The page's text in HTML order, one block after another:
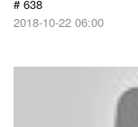
# 638
2018-10-22 06:00